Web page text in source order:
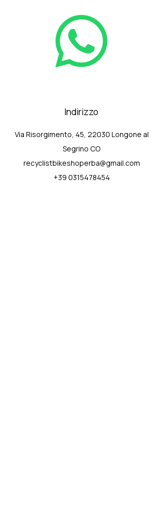
Indirizzo
Via Risorgimento, 45, 22030 Longone al
Segrino CO
recyclistbikeshoperba@gmail.com
+39 0315478454